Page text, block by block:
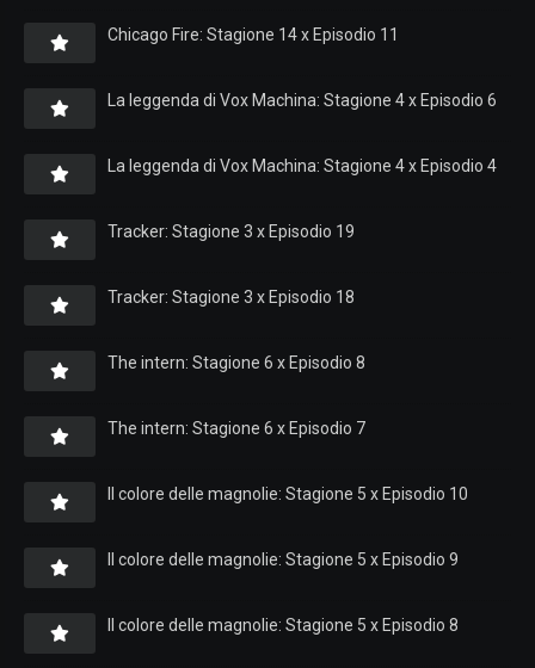
Chicago Fire: Stagione 14 x Episodio 11
La leggenda di Vox Machina: Stagione 4 x Episodio 6
La leggenda di Vox Machina: Stagione 4 x Episodio 4
Tracker: Stagione 3 x Episodio 19
Tracker: Stagione 3 x Episodio 18
The intern: Stagione 6 x Episodio 8
The intern: Stagione 6 x Episodio 7
Il colore delle magnolie: Stagione 5 x Episodio 10
Il colore delle magnolie: Stagione 5 x Episodio 9
Il colore delle magnolie: Stagione 5 x Episodio 8